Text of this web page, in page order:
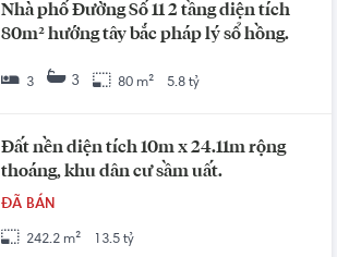
Nhà phố Đường Số 11 2 tầng diện tích
80m² hướng tây bắc pháp lý sổ hồng.
3 3 80 m² 5.8 tỷ
Đất nền diện tích 10m x 24.11m rộng
thoáng, khu dân cư sầm uất.
ĐÃ BÁN
242.2 m² 13.5 tỷ